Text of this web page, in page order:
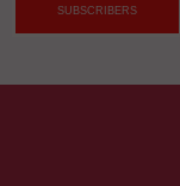
SUBSCRIBERS